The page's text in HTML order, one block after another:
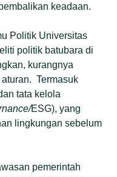
keadaan.
Politik Universitas
politik batubara di
kurangnya
Termasuk
tata kelola
ESG), yang
lingkungan sebelum
pemerintah